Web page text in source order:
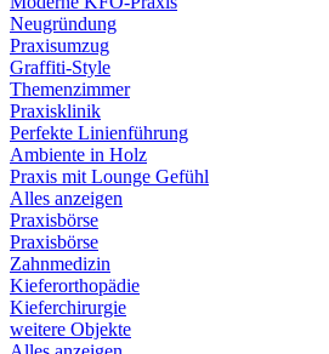
Neugründung
Praxisumzug
Graffiti-Style
Themenzimmer
Praxisklinik
Perfekte Linienführung
Ambiente in Holz
Praxis mit Lounge Gefühl
Alles anzeigen
Praxisbörse
Praxisbörse
Zahnmedizin
Kieferorthopädie
Kieferchirurgie
weitere Objekte